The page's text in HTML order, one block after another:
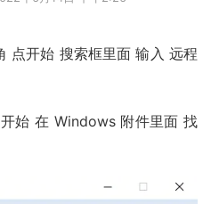
点开始 搜索框里面 输入 远程
始 在 Windows 附件里面 找